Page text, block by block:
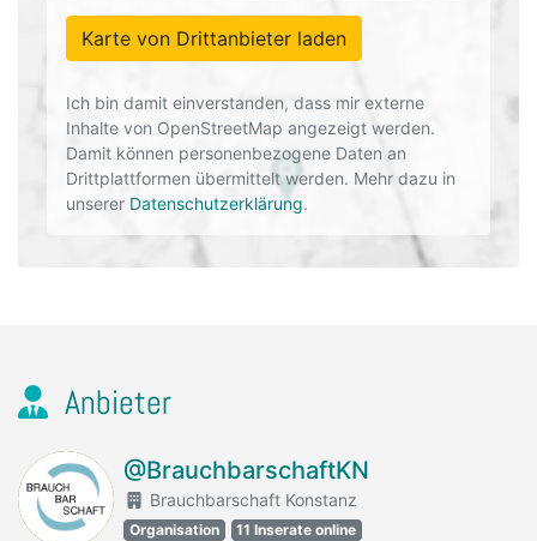
Karte von Drittanbieter laden
Ich bin damit einverstanden, dass mir externe
Inhalte von OpenStreetMap angezeigt werden.
Damit können personenbezogene Daten an
Drittplattformen übermittelt werden. Mehr dazu in
unserer Datenschutzerklärung.
Anbieter
@BrauchbarschaftKN
Brauchbarschaft Konstanz
Organisation 11 Inserate online